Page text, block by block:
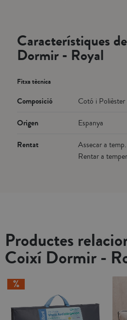
Característiques
Dormir - Royal
Fitxa tècnica
Composició Cotó i Polièster
Origen Espanya
Rentat
Assecar a
Rentar a
Productes
Coixí Dormir -